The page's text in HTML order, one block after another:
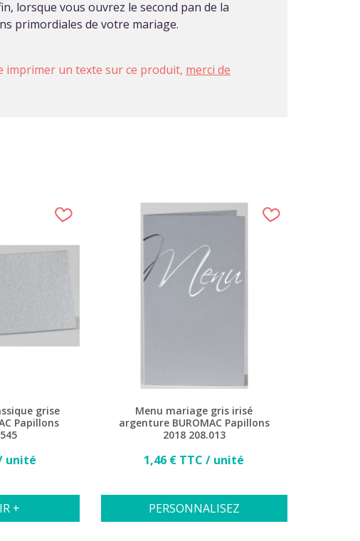
lorsque vous ouvrez le second pan de la
primordiales de votre mariage.
imprimer un texte sur ce produit, merci de
grise
Papillons
unité
+
Menu mariage gris irisé
argenture BUROMAC Papillons
2018 208.013
Prix
1,46 € TTC / unité
PERSONNALISEZ